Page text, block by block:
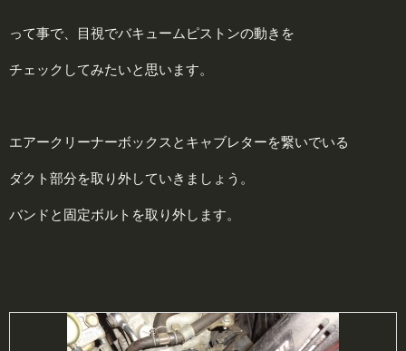
って事で、目視でバキュームピストンの動きを
チェックしてみたいと思います。
エアークリーナーボックスとキャブレターを繋いでいる
ダクト部分を取り外していきましょう。
バンドと固定ボルトを取り外します。